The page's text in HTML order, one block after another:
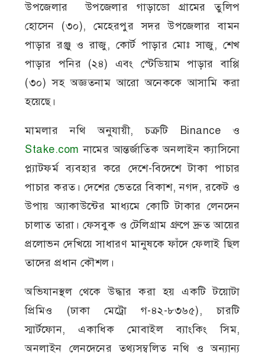
উপজেলার উপজেলার গাড়াডো গ্রামের তুলিপ
হোসেন (৩০), মেহেরপুর সদর উপজেলার বামন
পাড়ার রঞ্জু ও রাজু, কোর্ট পাড়ার মোঃ সাজু, শেখ
পাড়ার পনির (২৪) এবং স্টেডিয়াম পাড়ার বাপ্পি
(৩০) সহ অজ্ঞতনাম আরো অনেককে আসামি করা
হয়েছে।
মামলার নথি অনুযায়ী, চক্রটি Binance ও
Stake.com নামের আন্তর্জাতিক অনলাইন ক্যাসিনো
প্ল্যাটফর্ম ব্যবহার করে দেশে-বিদেশে টাকা পাচার
পাচার করত। দেশের ভেতরে বিকাশ, নগদ, রকেট ও
উপায় অ্যাকাউন্টের মাধ্যমে কোটি টাকার লেনদেন
চালাত তারা। ফেসবুক ও টেলিগ্রাম গ্রুপে দ্রুত আয়ের
প্রলোভন দেখিয়ে সাধারণ মানুষকে ফাঁদে ফেলাই ছিল
তাদের প্রধান কৌশল।
অভিযানস্থল থেকে উদ্ধার করা হয় একটি টয়োটা
প্রিমিও (ঢাকা মেট্রো গ-৪২-৮৩৬৫), চারটি
স্মার্টফোন, একাধিক মোবাইল ব্যাংকিং সিম,
অনলাইন লেনদেনের তথ্যসম্বলিত নথি ও অন্যান্য